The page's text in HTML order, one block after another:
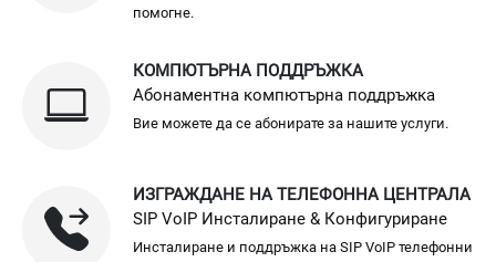
помогне.
КОМПЮТЪРНА ПОДДРЪЖКА
Абонаментна компютърна поддръжка
Вие можете да се абонирате за нашите услуги.
ИЗГРАЖДАНЕ НА ТЕЛЕФОННА ЦЕНТРАЛА
SIP VoIP Инсталиране & Конфигуриране
Инсталиране и поддръжка на SIP VoIP телефонни